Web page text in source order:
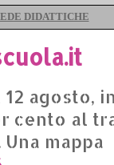
DIDATTICHE
agosto,
cento al
mappa